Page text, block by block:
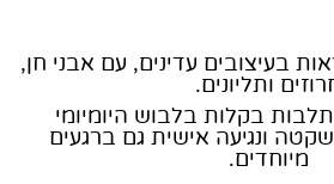
בעיצובים עדינים, עם אבני חן,
ותליונים.
בקלות בלבוש היומיומי
שקטה ונגיעה אישית גם ברגעים
מיוחדים.